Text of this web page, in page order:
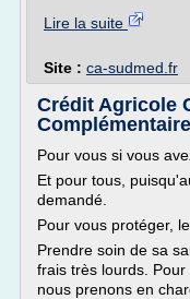
Lire la suite
Site : ca-sudmed.fr
Crédit Agricole
Pour vous si vous
Et pour tous,
demandé.
Pour vous protéger,
Prendre soin de sa
frais très lourds. Pour
nous prenons en